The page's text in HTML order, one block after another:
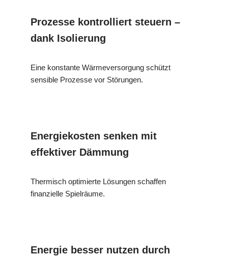
Prozesse kontrolliert steuern –
dank Isolierung
Eine konstante Wärmeversorgung schützt
sensible Prozesse vor Störungen.
Energiekosten senken mit
effektiver Dämmung
Thermisch optimierte Lösungen schaffen
finanzielle Spielräume.
Energie besser nutzen durch